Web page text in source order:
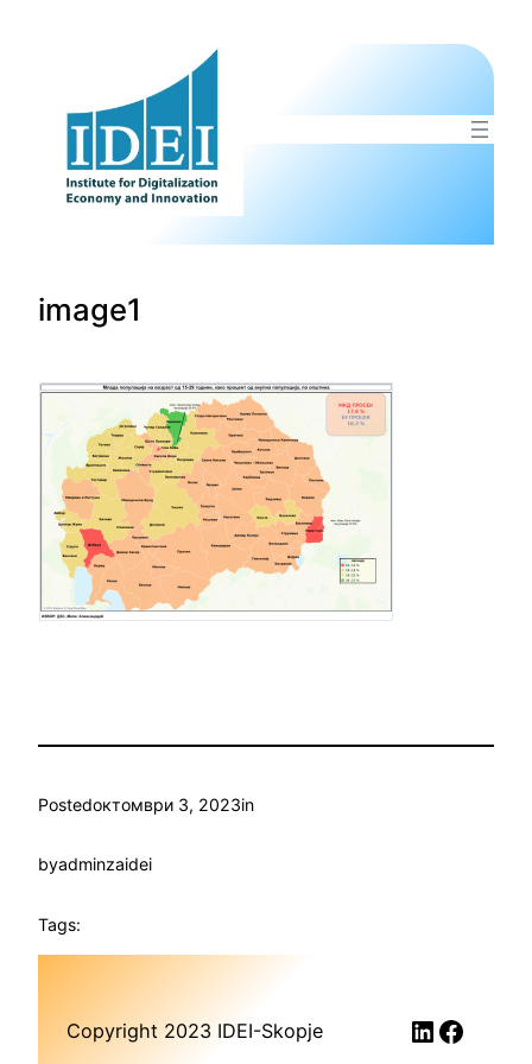
image1
Postedоктомври 3, 2023in
byadminzaidei
Tags:
Copyright 2023 IDEI-Skopje LinkedIn